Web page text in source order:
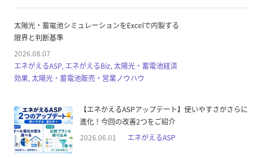
太陽光・蓄電池シミュレーションをExcelで内製する
限界と判断基準
2026.08.07
エネがえるASP, エネがえるBiz, 太陽光・蓄電池経済
効果, 太陽光・蓄電池販売・営業ノウハウ
【エネがえるASPアップデート】使いやすさがさらに
進化！今回の改善2つをご紹介
2026.06.01
エネがえるASP